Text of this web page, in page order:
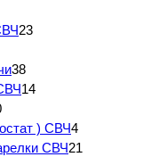
23
38
14
) СВЧ4
СВЧ21